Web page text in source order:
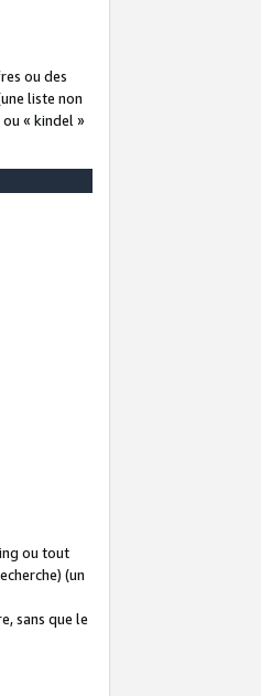
ou des
liste non
« kindel »
ou tout
(un
sans que le